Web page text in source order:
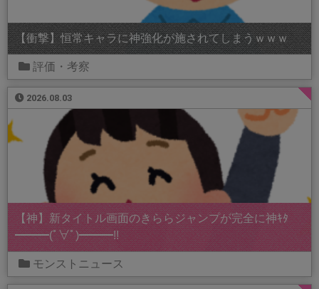
【衝撃】恒常キャラに神強化が施されてしまうｗｗｗ
評価・考察
2026.08.03
【神】新タイトル画面のきららジャンプが完全に神ｷﾀ
━━━(ﾟ∀ﾟ)━━━!!
モンストニュース